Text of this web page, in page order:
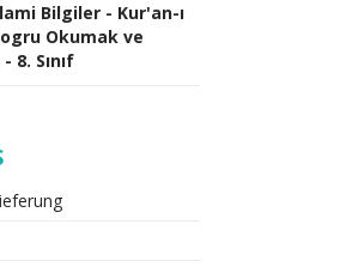
Bilgiler - Kur'an-ı
Okumak ve
8. Sınıf